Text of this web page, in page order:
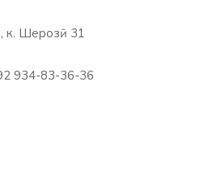
к. Шерозӣ 31
934-83-36-36